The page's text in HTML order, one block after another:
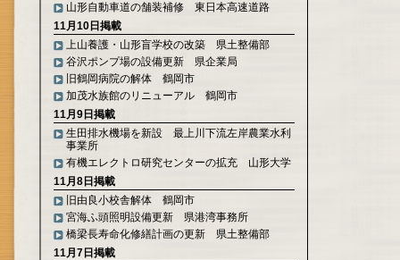
山形自動車道の舗装補修 東日本高速道路
11月10日掲載
上山養護・山形盲学校の改築 県土整備部
谷沢ポンプ場の設備更新 県企業局
旧鶴岡病院の解体 鶴岡市
加茂水族館のリニューアル 鶴岡市
11月9日掲載
生田排水機場を新設 最上川下流左岸農業水利
事業所
有機エレクトロ研究センターの拡充 山形大学
11月8日掲載
旧由良小校舎解体 鶴岡市
宮海ふ頭照明設備更新 県港湾事務所
橋梁長寿命化修繕計画の更新 県土整備部
11月7日掲載